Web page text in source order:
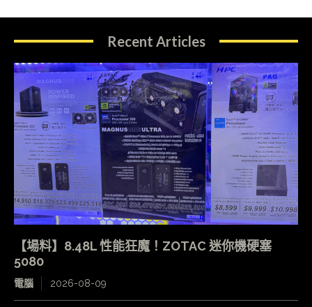
Recent Articles
【場料】8.48L 性能狂魔！ZOTAC 迷你機硬塞
5080
電腦 2026-08-09